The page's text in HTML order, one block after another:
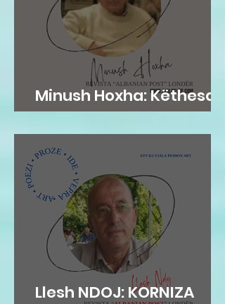
Minush Hoxha: Këthesa
emotive e zemres
Llesh NDOJ: KORNIZA